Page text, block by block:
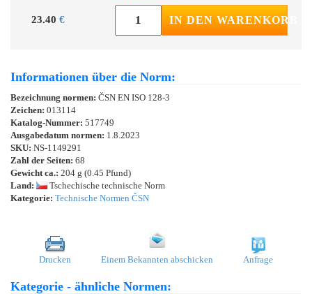
23.40 € IN DEN WARENKORB
Informationen über die Norm:
Bezeichnung normen: ČSN EN ISO 128-3
Zeichen: 013114
Katalog-Nummer: 517749
Ausgabedatum normen: 1.8.2023
SKU: NS-1149291
Zahl der Seiten: 68
Gewicht ca.: 204 g (0.45 Pfund)
Land:
Tschechische technische Norm
Kategorie: Technische Normen ČSN
Drucken Einem Bekannten abschicken Anfrage
Kategorie - ähnliche Normen: